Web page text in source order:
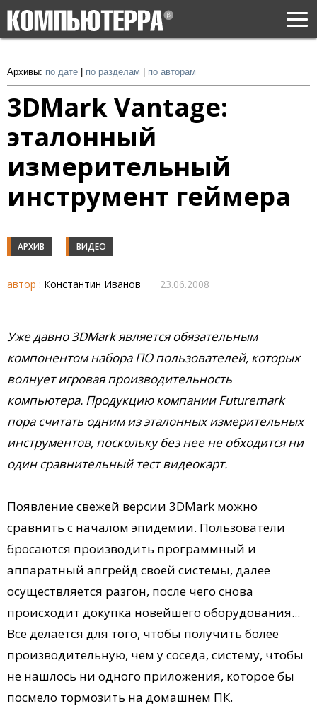
Архивы: по дате по разделам по авторам
3DMark Vantage:
эталонный
измерительный
инструмент геймера
АРХИВ ВИДЕО
автор : Константин Иванов 23.06.2008
Уже давно 3DMark является обязательным
компонентом набора ПО пользователей, которых
волнует игровая производительность
компьютера. Продукцию компании Futuremark
пора считать одним из эталонных измерительных
инструментов, поскольку без нее не обходится ни
один сравнительный тест видеокарт.
Появление свежей версии 3DMark можно
сравнить с началом эпидемии. Пользователи
бросаются производить программный и
аппаратный апгрейд своей системы, далее
осуществляется разгон, после чего снова
происходит докупка новейшего оборудования...
Все делается для того, чтобы получить более
производительную, чем у соседа, систему, чтобы
не нашлось ни одного приложения, которое бы
посмело тормозить на домашнем ПК.